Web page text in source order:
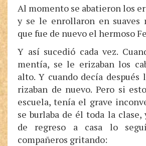
Al momento se abatieron los
y se le enrollaron en suaves
que fue de nuevo el hermoso
Y así sucedió cada vez.
mentía, se le erizaban los
alto. Y cuando decía después
rizaban de nuevo. Pero si
escuela, tenía el grave
se burlaba de él toda la
de regreso a casa lo
compañeros gritando: